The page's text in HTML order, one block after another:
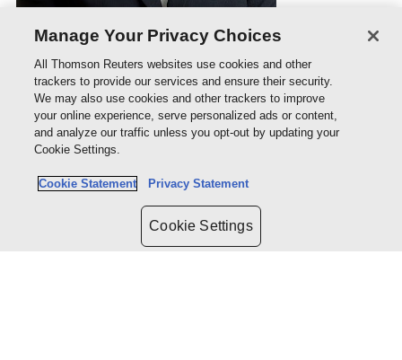
Alejandra Santistevan
Asociada Senior de Munizlaw, abogada por la
Pontificia Universidad Católica del Perú, cuenta
con Maestría en Gestión de Riesgos y Seguros por
Enae y es Candidata al LLM por The London
Manage Your Privacy Choices
All Thomson Reuters websites use cookies and other
trackers to provide our services and ensure their security.
We may also use cookies and other trackers to improve
your online experience, serve personalized ads or content,
and analyze our traffic unless you opt-out by updating your
Cookie Settings.
Cookie Statement Privacy Statement
Cookie Settings